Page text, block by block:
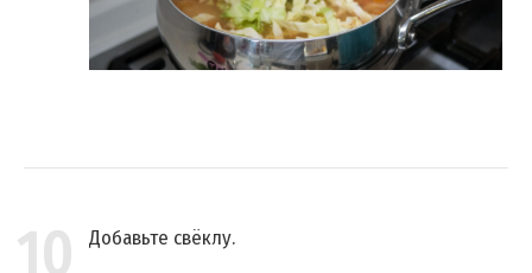
10 Добавьте свёклу.